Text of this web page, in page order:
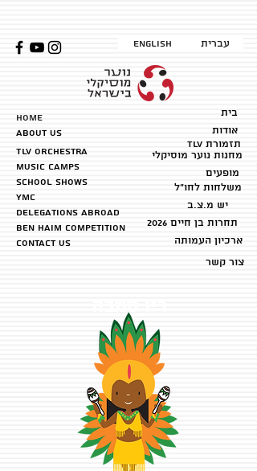
English עברית
HOME
about us
TLV Orchestra
music camps
School shows
YMC
Delegations abroad
ben haim competition
Contact us
בית
אודות
TLV תזמורת
מחנות נוער מוסיקלי
מופעים
משלחות לחו״ל
יש מ.צ.ב
2026 תחרות בן חיים
ארכיון העמותה
צור קשר
ריו סמבה